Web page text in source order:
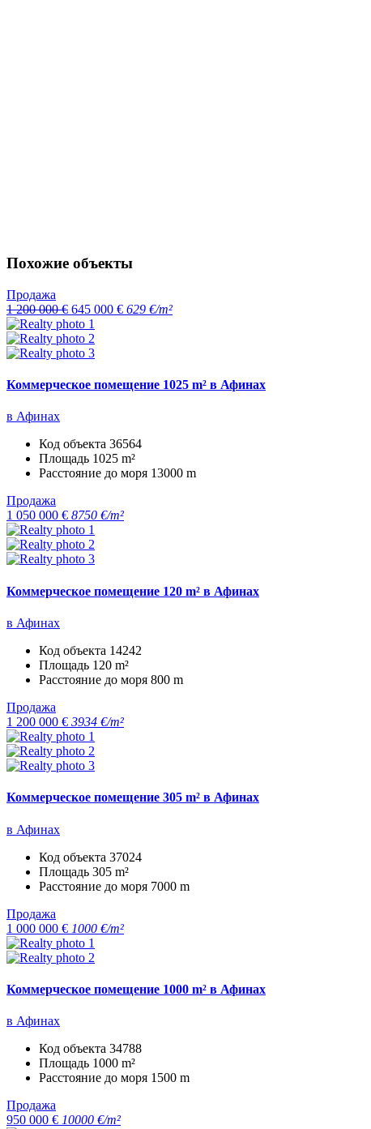
Похожие объекты
Продажа
1 200 000 € 645 000 € 629 €/m²
Коммерческое помещение 1025 m² в Афинах
в Афинах
Код объекта 36564
Площадь 1025 m²
Расстояние до моря 13000 m
Продажа
1 050 000 € 8750 €/m²
Коммерческое помещение 120 m² в Афинах
в Афинах
Код объекта 14242
Площадь 120 m²
Расстояние до моря 800 m
Продажа
1 200 000 € 3934 €/m²
Коммерческое помещение 305 m² в Афинах
в Афинах
Код объекта 37024
Площадь 305 m²
Расстояние до моря 7000 m
Продажа
1 000 000 € 1000 €/m²
Коммерческое помещение 1000 m² в Афинах
в Афинах
Код объекта 34788
Площадь 1000 m²
Расстояние до моря 1500 m
Продажа
950 000 € 10000 €/m²